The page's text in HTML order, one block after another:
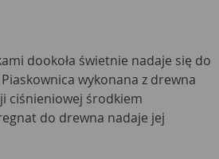
dookoła świetnie nadaje się do
wykonana z drewna
ciśnieniowej środkiem
do drewna nadaje jej
umożliwia malowanie
ochronę przed grzybami